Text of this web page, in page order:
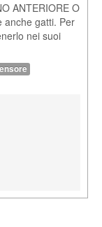
ANTERIORE O
anche gatti. Per
nei suoi